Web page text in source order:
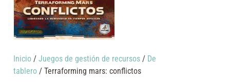
Inicio /Juegos de gestión de recursos / De
tablero / Terraforming mars: conflictos